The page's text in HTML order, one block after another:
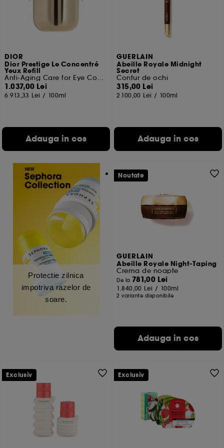
DIOR
Dior Prestige Le Concentré
Yeux Refill
Anti-Aging Care for Eye Contour
1.037,00 Lei
6.913,33 Lei / 100ml
Adauga in cos
GUERLAIN
Abeille Royale Midnight
Secret
Contur de ochi
315,00 Lei
2.100,00 Lei / 100ml
Adauga in cos
Protectie zilnica
impotriva razelor de
soare.
GUERLAIN
Abeille Royale Night-Taping
Crema de noapte
De la 781,00 Lei
1.840,00 Lei / 100ml
2 variante disponibile
Adauga in cos
Noutate
Exclusiv Exclusiv